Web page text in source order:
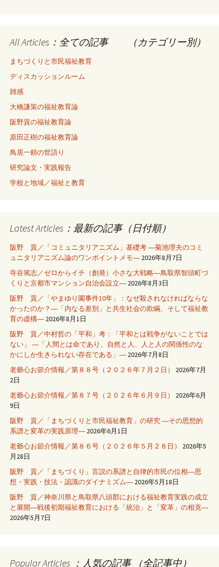
All Articles：全ての記事 （カテゴリー別）
まちづくりと市民福祉教育
ディスカッションルーム
雑感
大橋謙策の福祉教育論
阪野貢の福祉教育論
原田正樹の福祉教育論
鳥居一頼の世語り
研究論文・実践報告
学校と地域／福祉と教育
Latest Articles：最新の記事（日付順）
阪野 貢／「コミュニタリアニズム」基礎考 ―菊池理夫のコミ
ュニタリアニズム論のワンポイントメモ― 2026年8月7日
寺谷篤志／ゼロからイチ（創発）小さな大戦略―鳥取県智頭町づ
くりと京都市マンション自治会設立― 2026年8月3日
阪野 貢／「やまゆり園事件10年」：なぜ殺されなければならな
かったのか？―「内なる差別」と共生社会の欺瞞、そして福祉教
育の虚構― 2026年8月1日
阪野 貢／中村哲の「平和」考：「平和とは戦争がないことでは
ない」 ―「人間とは命であり、自然と人、人と人の関係性のな
かにしか生きられない存在である」― 2026年7月8日
老爺心お節介情報／第８８号（２０２６年７月２日）
2026年7月
2日
老爺心お節介情報／第８７号（２０２６年６月９日）
2026年6月
9日
阪野 貢／「まちづくりと市民福祉教育」の研究 ―その思想的
系譜と変革の実践原理― 2026年6月1日
老爺心お節介情報／第８６号（２０２６年５月２８日）
2026年5
月28日
阪野 貢／「まちづくり」言説の系譜と自律的市民の位相―思
想・実践・技法・認識のダイナミズム― 2026年5月18日
阪野 貢／神奈川県と鳥取県八頭郡における福祉教育実践の成立
と展開―戦後初期福祉教育における「統治」と「変革」の相克―
2026年5月7日
Popular Articles ：人気の記事 （全記事中）